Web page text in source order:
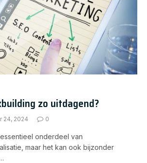
zo uitdagend?
24, 2024 0
onderdeel van
maar het kan ook bijzonder